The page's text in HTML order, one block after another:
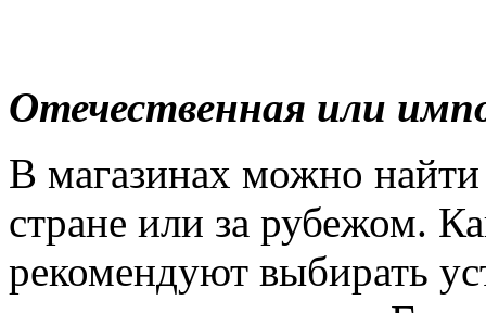
Отечественная или
В магазинах можно
стране или за рубежом.
рекомендуют выбирать